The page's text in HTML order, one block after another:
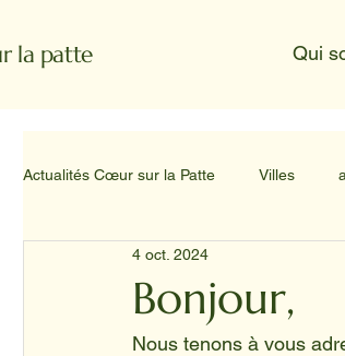
la patte Qui
Actualités Cœur sur la Patte Villes
Bonjour,
4 oct. 2024
Nous tenons à vous